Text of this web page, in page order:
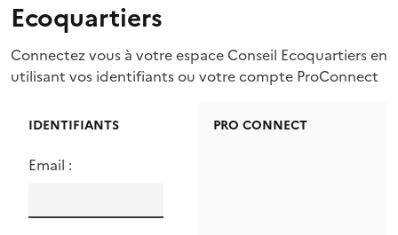
Ecoquartiers
Connectez vous à votre espace Conseil Ecoquartiers en
utilisant vos identifiants ou votre compte ProConnect
IDENTIFIANTS
Email :
PRO CONNECT